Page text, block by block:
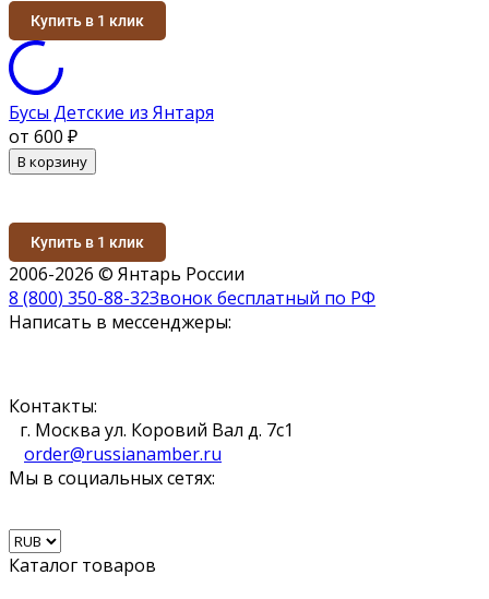
Купить в 1 клик
Бусы Детские из Янтаря
от 600 ₽
В корзину
Купить в 1 клик
2006-2026 © Янтарь России
8 (800) 350-88-32Звонок бесплатный по РФ
Написать в мессенджеры:
Контакты:
г. Москва ул. Коровий Вал д. 7с1
order@russianamber.ru
Мы в социальных сетях:
Каталог товаров